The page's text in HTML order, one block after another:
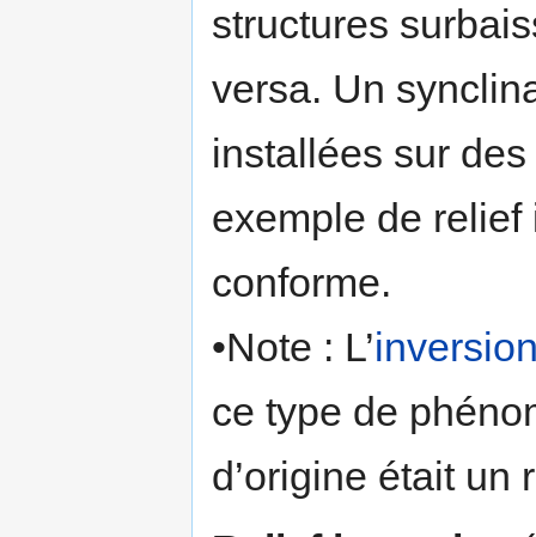
structures
versa. Un
installées sur
exemple de relief
conforme.
•Note : L’
ce type de
d’origine était